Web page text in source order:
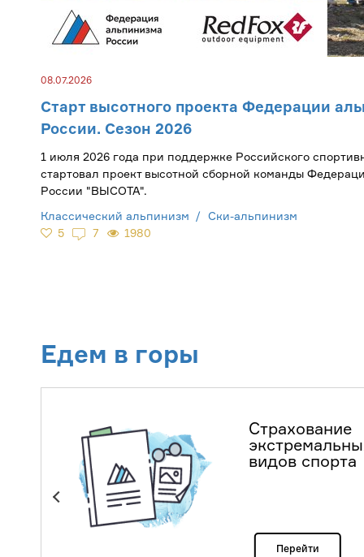
08.07.2026
Старт высотного проекта Федерации
России. Сезон 2026
1 июля 2026 года при поддержке Российского
cтартовал проект высотной сборной команды
России "ВЫСОТА".
Классический альпинизм
Ски-альпинизм
5
7 1980
Едем в горы
Страхование
видов спорта
Перейти